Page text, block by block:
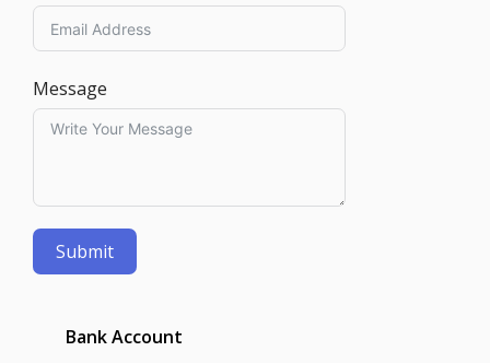
Message
Submit
Bank Account